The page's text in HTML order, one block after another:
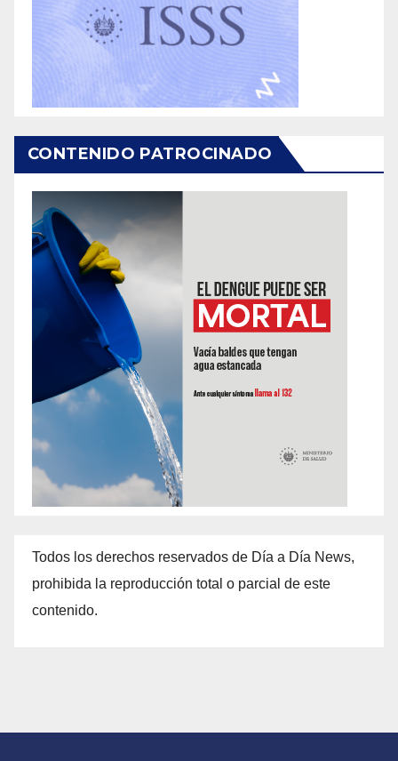
CONTENIDO PATROCINADO
Todos los derechos reservados de Día a Día News,
prohibida la reproducción total o parcial de este
contenido.